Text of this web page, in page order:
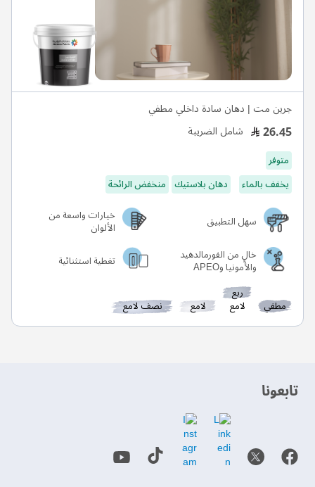
جرين مت | دهان سادة داخلي مطفي
26.45 شامل الضريبة
متوفر
يخفف بالماء
دهان بلاستيك منخفض الرائحة
سهل التطبيق
خيارات واسعة من
الألوان
خالٍ من الفورمالدهيد
والأمونيا وAPEO تغطية استثنائية
مطفي
ربع
لامع لامع نصف لامع
‫تابعونا‬